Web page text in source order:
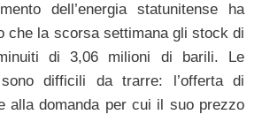
dell’energia statunitense ha
che la scorsa settimana gli stock di
di 3,06 milioni di barili. Le
difficili da trarre: l’offerta di
alla domanda per cui il suo prezzo